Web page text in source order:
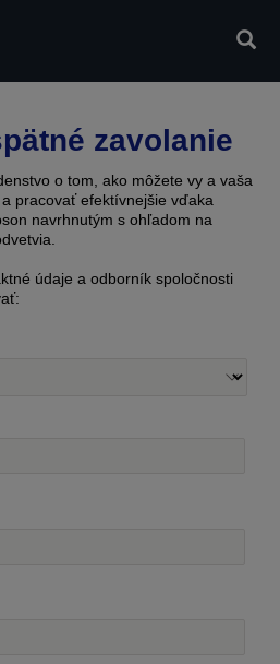
zavolanie
o tom, ako môžete vy a vaša
pracovať efektívnejšie vďaka
navrhnutým s ohľadom na
údaje a odborník spoločnosti